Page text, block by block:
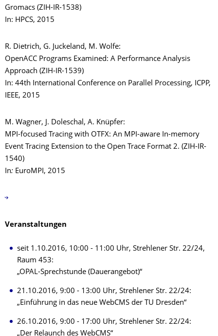
Gromacs (ZIH-IR-1538)
In: HPCS, 2015
R. Dietrich, G. Juckeland, M. Wolfe:
OpenACC Programs Examined: A Performance Analysis
Approach (ZIH-IR-1539)
In: 44th International Conference on Parallel Processing, ICPP,
IEEE, 2015
M. Wagner, J. Doleschal, A. Knüpfer:
MPI-focused Tracing with OTFX: An MPI-aware In-memory
Event Tracing Extension to the Open Trace Format 2. (ZIH-IR-
1540)
In: EuroMPI, 2015
Veranstaltungen
seit 1.10.2016, 10:00 - 11:00 Uhr, Strehlener Str. 22/24,
Raum 453:
„OPAL-Sprechstunde (Dauerangebot)“
21.10.2016, 9:00 - 13:00 Uhr, Strehlener Str. 22/24:
„Einführung in das neue WebCMS der TU Dresden“
26.10.2016, 9:00 - 17:00 Uhr, Strehlener Str. 22/24:
„Der Relaunch des WebCMS“